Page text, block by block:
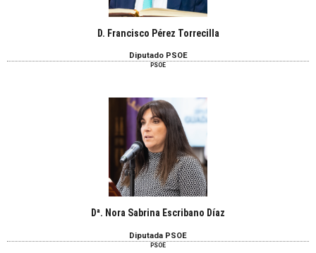
D. Francisco Pérez Torrecilla
Diputado PSOE
PSOE
Dª. Nora Sabrina Escribano Díaz
Diputada PSOE
PSOE